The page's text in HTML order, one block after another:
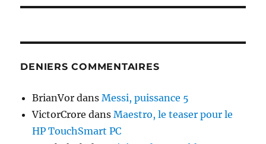
DENIERS COMMENTAIRES
BrianVor dansMessi, puissance 5
VictorCrore dansMaestro, le teaser pour le
HP TouchSmart PC